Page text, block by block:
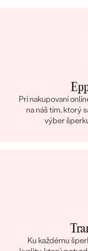
Pri nakupovaní
na náš tím, ktorý
výber
Ku každému